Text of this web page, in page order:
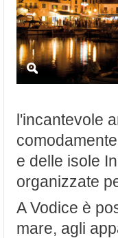
l'incantevole
e delle isole
organizzate
A Vodice è
mare, agli